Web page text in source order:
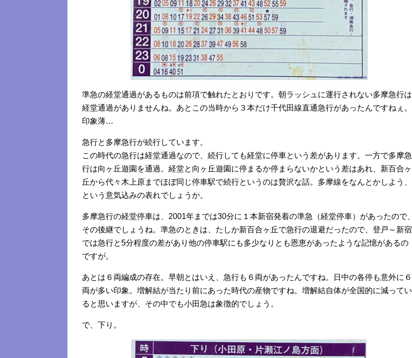
準急の経堂通過があるものは前項で触れたとおりです。朝ラッシュに運行されない多摩急行は
経堂通過がありませんね。あとこの当時から３本だけ千代田線直通急行があったんですねぇ。
印象薄…
急行と多摩急行が続行しています。
この時代の急行は経堂通過なので、続行しても経堂に停車という差があります。一方で多摩急
行は向ヶ丘遊園を通過。経堂と向ヶ丘遊園に停まるか停まらないかという差はあれ、新百合ヶ
丘から代々木上原までほぼ同じ停車駅で続行というのは贅沢な話。多摩線をなんとかしよう、
という意気込みの表れでしょうか。
多摩急行の経堂停車は、2001年までは30分に１本新宿発着の準急（経堂停車）があったので、
その後継でしょうね。準急のときは、たしか新百合ヶ丘で急行の退避だったので、登戸～新宿
では急行と5分程度の差があり他の停車駅にも多少なりとも恩恵があったような記憶があるの
ですが。
あとは６両編成の存在。早朝とはいえ、急行も６両があったんですね。日中の各停も意外に６
両が多い印象。増解結が当たり前にあった時代の産物ですね。増解結自体が全国的に減ってい
ると思いますが、その中でも小田急は象徴的でしょう。
で、下り。